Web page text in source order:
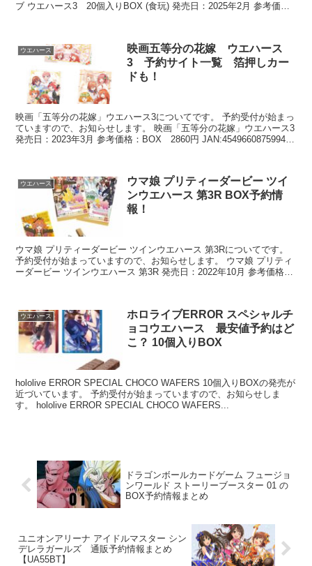
ブ ウエハース3 20個入りBOX (食玩) 発売日：2025年2月 参考価
ウエハース
映画五等分の花嫁 ウエハース
3 予約サイト一覧 箔押しカー
ドも！
映画「五等分の花嫁」ウエハース3についてです。 予約受付が始まっ
ていますので、お知らせします。 映画「五等分の花嫁」ウエハース3
発売日：2023年3月 参考価格：BOX 2860円 JAN:4549660875994
ウエハース
ウマ娘 プリティーダービー ツイ
ンウエハース 第3R BOX予約情
報！
ウマ娘 プリティーダービー ツインウエハース 第3Rについてです。
予約受付が始まっていますので、お知らせします。 ウマ娘 プリティ
ーダービー ツインウエハース 第3R 発売日：2022年10月 参考価格：
ウエハース
ホロライブERROR スペシャルチ
ョコウエハース 最安値予約はど
こ？ 10個入りBOX
hololive ERROR SPECIAL CHOCO WAFERS 10個入りBOXの発売が
近づいています。 予約受付が始まっていますので、お知らせしま
す。 hololive ERROR SPECIAL CHOCO WAFERS...
ドラゴンボールカードゲーム フュージョ
ンワールド ストーリーブースター 01 の
BOX予約情報まとめ
ユニオンアリーナ アイドルマスター シン
デレラガールズ 通販予約情報まとめ
【UA55BT】